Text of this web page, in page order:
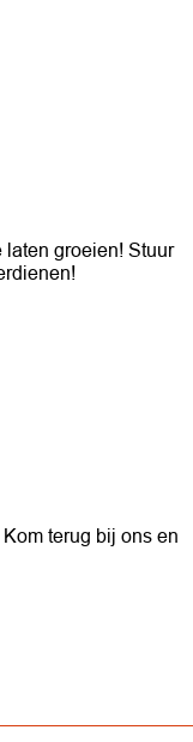
laten groeien! Stuur
terug bij ons en